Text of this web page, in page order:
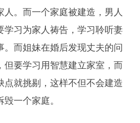
人。而一个家庭被建造，男人
学习为家人祷告，学习聆听妻
。而姐妹在婚后发现丈夫的问
但要学习用智慧建立家室，而
点就挑剔，这样不但不会建造
一个家庭。